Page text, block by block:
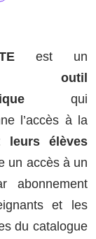
est un
outil
qui
l’accès à la
leurs élèves
un accès à un
et les
du catalogue